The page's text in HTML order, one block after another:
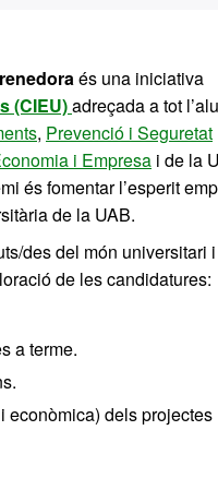
és una iniciativa
(CIEU)adreçada a tot
, Prevenció i Seguretat
i Empresa i de la
és fomentar l’esperit
de la UAB.
des del món universitari i
de les candidatures:
a terme.
econòmica) dels projectes